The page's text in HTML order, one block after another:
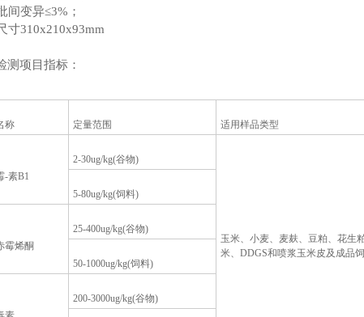
间变异≤3%；
寸310x210x93mm
测项目指标：
称 定量范围 适用样品类型
-素B1
2-30ug/kg(谷物)
玉米、小麦、麦麸、豆粕、花生
米、DDGS和喷浆玉米皮及成品
5-80ug/kg(饲料)
霉烯酮
25-400ug/kg(谷物)
50-1000ug/kg(饲料)
200-3000ug/kg(谷物)